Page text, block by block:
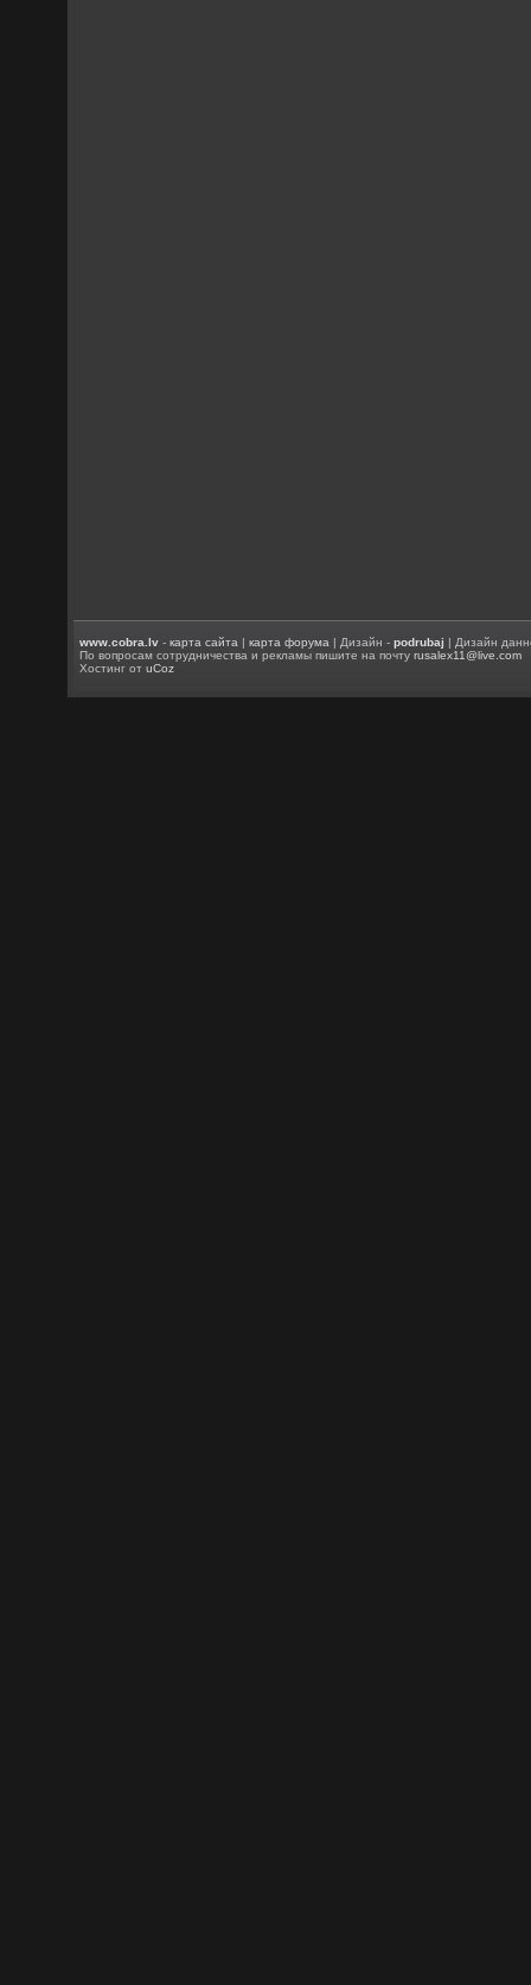
www.cobra.lv -карта сайта |карта форума | Дизайн -podrubaj | Дизайн
По вопросам сотрудничества и рекламы пишите на почтуrusalex11@live.com
Хостинг отuCoz